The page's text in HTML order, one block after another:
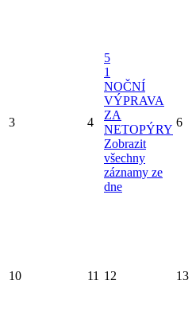
3 4
5
1
NOČNÍ
VÝPRAVA
ZA
NETOPÝRY
Zobrazit
všechny
záznamy ze
dne
6
10 11 12 13